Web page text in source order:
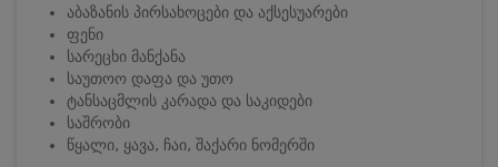
აბაზანის პირსახოცები და აქსესუარები
ფენი
სარეცხი მანქანა
საუთოო დაფა და უთო
ტანსაცმლის კარადა და საკიდები
საშრობი
წყალი, ყავა, ჩაი, შაქარი ნომერში